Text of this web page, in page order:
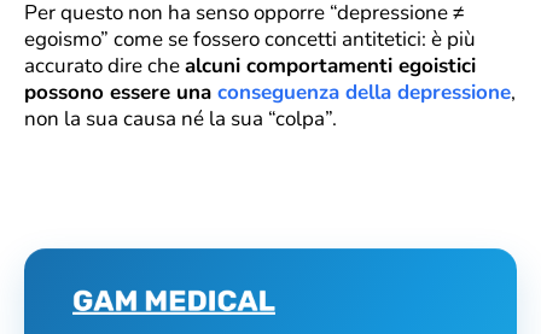
Per questo non ha senso opporre “depressione ≠
egoismo” come se fossero concetti antitetici: è più
accurato dire chealcuni comportamenti egoistici
possono essere una conseguenza della depressione,
non la sua causa né la sua “colpa”.